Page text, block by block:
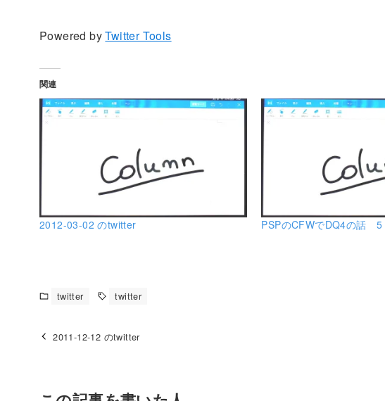
Powered byTwitter Tools
関連
2012-03-02 のtwitter PSPのCFWでDQ4の話 5
twitter twitter
2011-12-12 のtwitter